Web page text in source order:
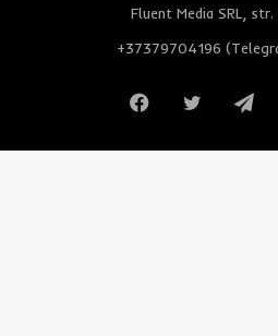
Fluent Media SRL,
+37379704196
FacebookTwitter